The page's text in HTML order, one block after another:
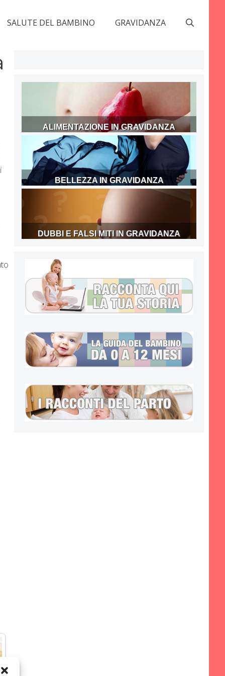
SALUTE DEL BAMBINO GRAVIDANZA
ALIMENTAZIONE IN GRAVIDANZA
BELLEZZA IN GRAVIDANZA
DUBBI E FALSI MITI IN GRAVIDANZA